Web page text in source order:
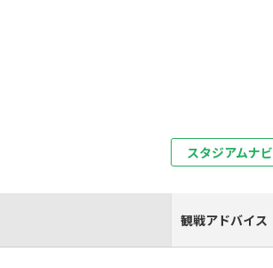
スタジアムナビ
観戦アドバイス